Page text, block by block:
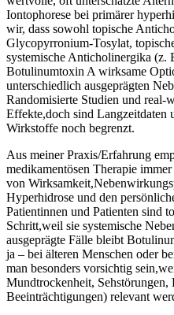
Iontophorese⁤ bei‌ primärer
wir, dass ‌sowohl topische
Glycopyrronium‑Tosylat,⁢
systemische Anticholinergika
Botulinumtoxin A wirksame
unterschiedlich ausgeprägten
Randomisierte Studien und
Effekte,doch sind ⁤Langzeitdaten
Wirkstoffe noch begrenzt.
Aus​ meiner Praxis/Erfahrung
medikamentösen Therapie‌
von
Hyperhidrose und den
Patientinnen⁢ und ⁤Patienten sind
Schritt,weil‍ sie ⁣systemische
ausgeprägte Fälle bleibt
ja – bei älteren Menschen oder
man ‍besonders vorsichtig
Mundtrockenheit,
Beeinträchtigungen) relevant